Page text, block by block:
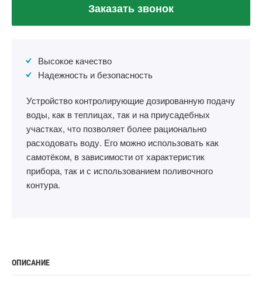
Заказать звонок
Высокое качество
Надежность и безопасность
Устройство контролирующие дозированную подачу
воды, как в теплицах, так и на приусадебных
участках, что позволяет более рационально
расходовать воду. Его можно использовать как
самотёком, в зависимости от характеристик
прибора, так и с использованием поливочного
контура.
ОПИСАНИЕ